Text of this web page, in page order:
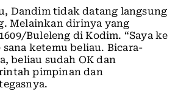
Dandim tidak datang langsung
Melainkan dirinya yang
Buleleng di Kodim. “Saya ke
sana ketemu beliau. Bicara-
beliau sudah OK dan
pimpinan dan